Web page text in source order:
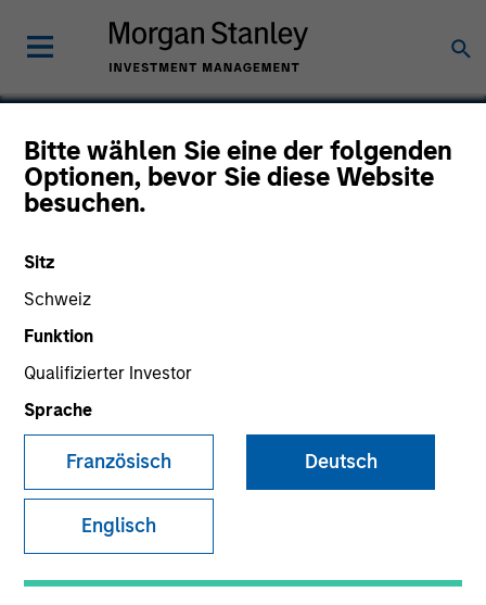
Bitte wählen Sie eine der folgenden
Optionen, bevor Sie diese Website
besuchen.
Sitz
Schweiz
Funktion
Qualifizierter Investor
Sprache
Französisch Deutsch
Englisch
CSG Systems